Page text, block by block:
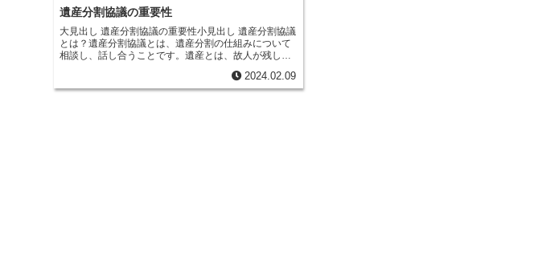
場合です。この場合、一次相続人の代わりにその法定
代理人が相続することになりますが、その法定代理人
が亡くなると、二次相続が発生します。もう1つの理由
は、一次相続人が相続放棄をした場合です。相続放棄
とは、相続財産を受け取りたくないという意思表示を
することであり、相続放棄をすると相続財産は放棄し
た人の相続人に引き継がれます。この場合、引き継い
だ人が亡くなると、二次相続が発生します。二次相続
遺産分割協議の重要性
大見出し 遺産分割協議の重要性小見出し 遺産分割協議
とは？ 遺産分割協議とは、遺産分割の仕組みについて
相談し、話し合うことです。遺産とは、故人が残した
に、どのくらいの割合で分けるかを話し合うもので
す。遺産分割協議は、故人が遺言を残していなけれ
2024.02.09